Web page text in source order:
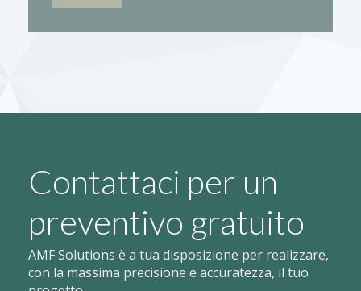
Contattaci per un
preventivo gratuito
AMF Solutions è a tua disposizione per realizzare,
con la massima precisione e accuratezza, il tuo